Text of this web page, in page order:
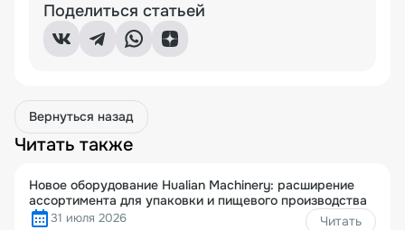
Поделиться статьей
Вернуться назад
Читать также
Новое оборудование Hualian Machinery: расширение
ассортимента для упаковки и пищевого производства
31 июля 2026 Читать